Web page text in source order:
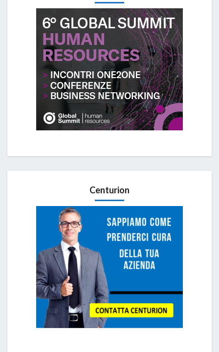
Centurion